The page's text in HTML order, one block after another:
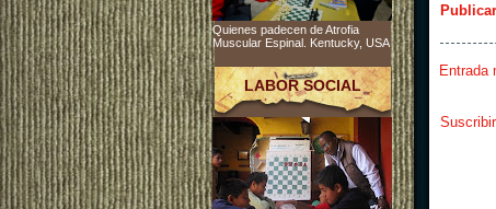
Entrada
Quienes padecen de Atrofia
Muscular Espinal. Kentucky, USA
LABOR SOCIAL